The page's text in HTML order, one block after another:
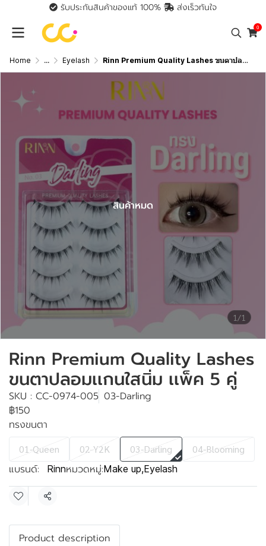
รับประกันสินค้าของแท้ 100% ส่งเร็วทันใจ
0
Home ... Eyelash Rinn Premium Quality Lashes ขนตาปลอมเเกนใสนิ่ม เเพ็ค 5 คู่
1/1
สินค้าหมด
Rinn Premium Quality Lashes
ขนตาปลอมเเกนใสนิ่ม เเพ็ค 5 คู่
SKU : CC-0974-005 03-Darling
฿150
ทรงขนตา
01-Queen 02-Y2K 03-Darling 04-Blooming
แบรนด์: Rinnหมวดหมู่:Make up,Eyelash
แชร์
Product description